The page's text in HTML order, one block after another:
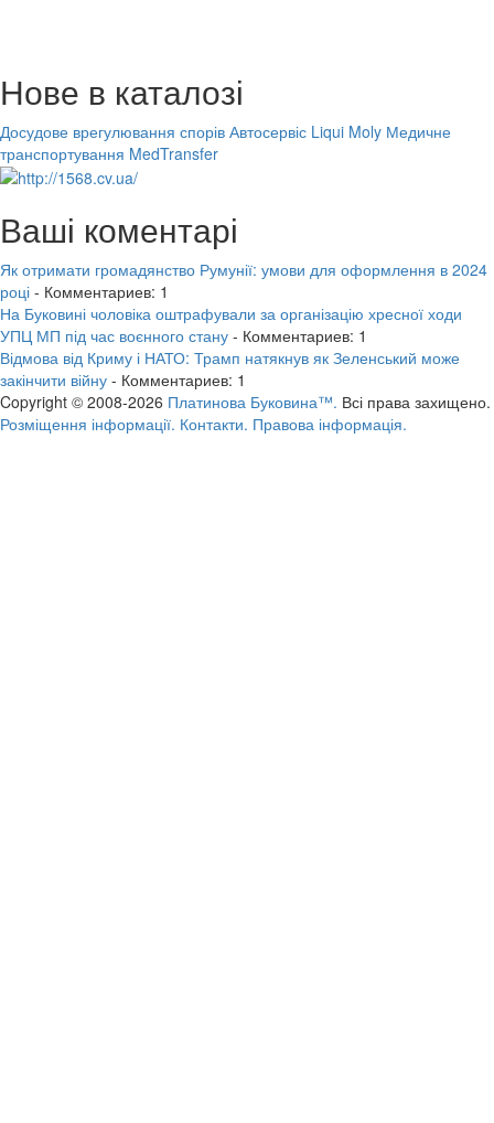
Нове в каталозі
Досудове врегулювання спорів Автосервіс Liqui Moly Медичне
транспортування MedTransfer
Ваші коментарі
Як отримати громадянство Румунії: умови для оформлення в 2024
році - Комментариев: 1
На Буковині чоловіка оштрафували за організацію хресної ходи
УПЦ МП під час воєнного стану - Комментариев: 1
Відмова від Криму і НАТО: Трамп натякнув як Зеленський може
закінчити війну - Комментариев: 1
Copyright © 2008-2026 Платинова Буковина™. Всі права захищено.
Розміщення інформації. Контакти. Правова інформація.